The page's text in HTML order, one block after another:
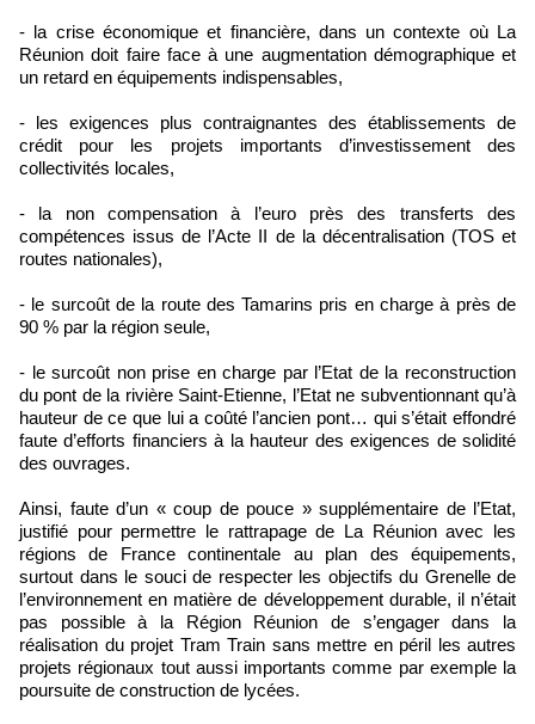
- la crise économique et financière, dans un contexte où La
Réunion doit faire face à une augmentation démographique et
un retard en équipements indispensables,
- les exigences plus contraignantes des établissements de
crédit pour les projets importants d’investissement des
collectivités locales,
- la non compensation à l’euro près des transferts des
compétences issus de l’Acte II de la décentralisation (TOS et
routes nationales),
- le surcoût de la route des Tamarins pris en charge à près de
90 % par la région seule,
- le surcoût non prise en charge par l’Etat de la reconstruction
du pont de la rivière Saint-Etienne, l’Etat ne subventionnant qu’à
hauteur de ce que lui a coûté l’ancien pont… qui s’était effondré
faute d’efforts financiers à la hauteur des exigences de solidité
des ouvrages.
Ainsi, faute d’un « coup de pouce » supplémentaire de l’Etat,
justifié pour permettre le rattrapage de La Réunion avec les
régions de France continentale au plan des équipements,
surtout dans le souci de respecter les objectifs du Grenelle de
l’environnement en matière de développement durable, il n’était
pas possible à la Région Réunion de s’engager dans la
réalisation du projet Tram Train sans mettre en péril les autres
projets régionaux tout aussi importants comme par exemple la
poursuite de construction de lycées.